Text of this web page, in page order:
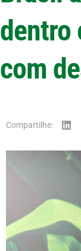
dentro
com
Compartilhe: